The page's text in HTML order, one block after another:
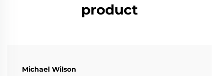
product
Michael Wilson